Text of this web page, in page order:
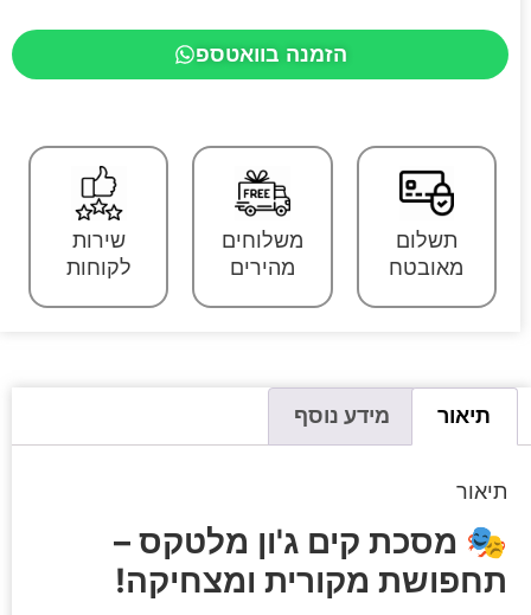
הזמנה בוואטספ
תשלום
מאובטח
משלוחים
מהירים
שירות
לקוחות
תיאור מידע נוסף
תיאור
🎭 מסכת קים ג'ון מלטקס –
תחפושת מקורית ומצחיקה!